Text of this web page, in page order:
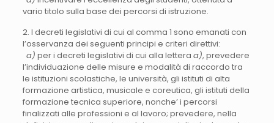
vario titolo sulla base dei percorsi di istruzione.
2. I decreti legislativi di cui al comma 1 sono emanati con
l’osservanza dei seguenti principi e criteri direttivi:
a) per i decreti legislativi di cui alla lettera a), prevedere
l’individuazione delle misure e modalità di raccordo tra
le istituzioni scolastiche, le università, gli istituti di alta
formazione artistica, musicale e coreutica, gli istituti della
formazione tecnica superiore, nonche’ i percorsi
finalizzati alle professioni e al lavoro; prevedere, nella